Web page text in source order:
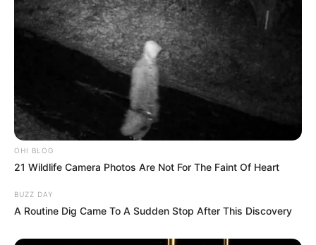
OHI BLOG
21 Wildlife Camera Photos Are Not For The Faint Of Heart
BUZZ DAY
A Routine Dig Came To A Sudden Stop After This Discovery